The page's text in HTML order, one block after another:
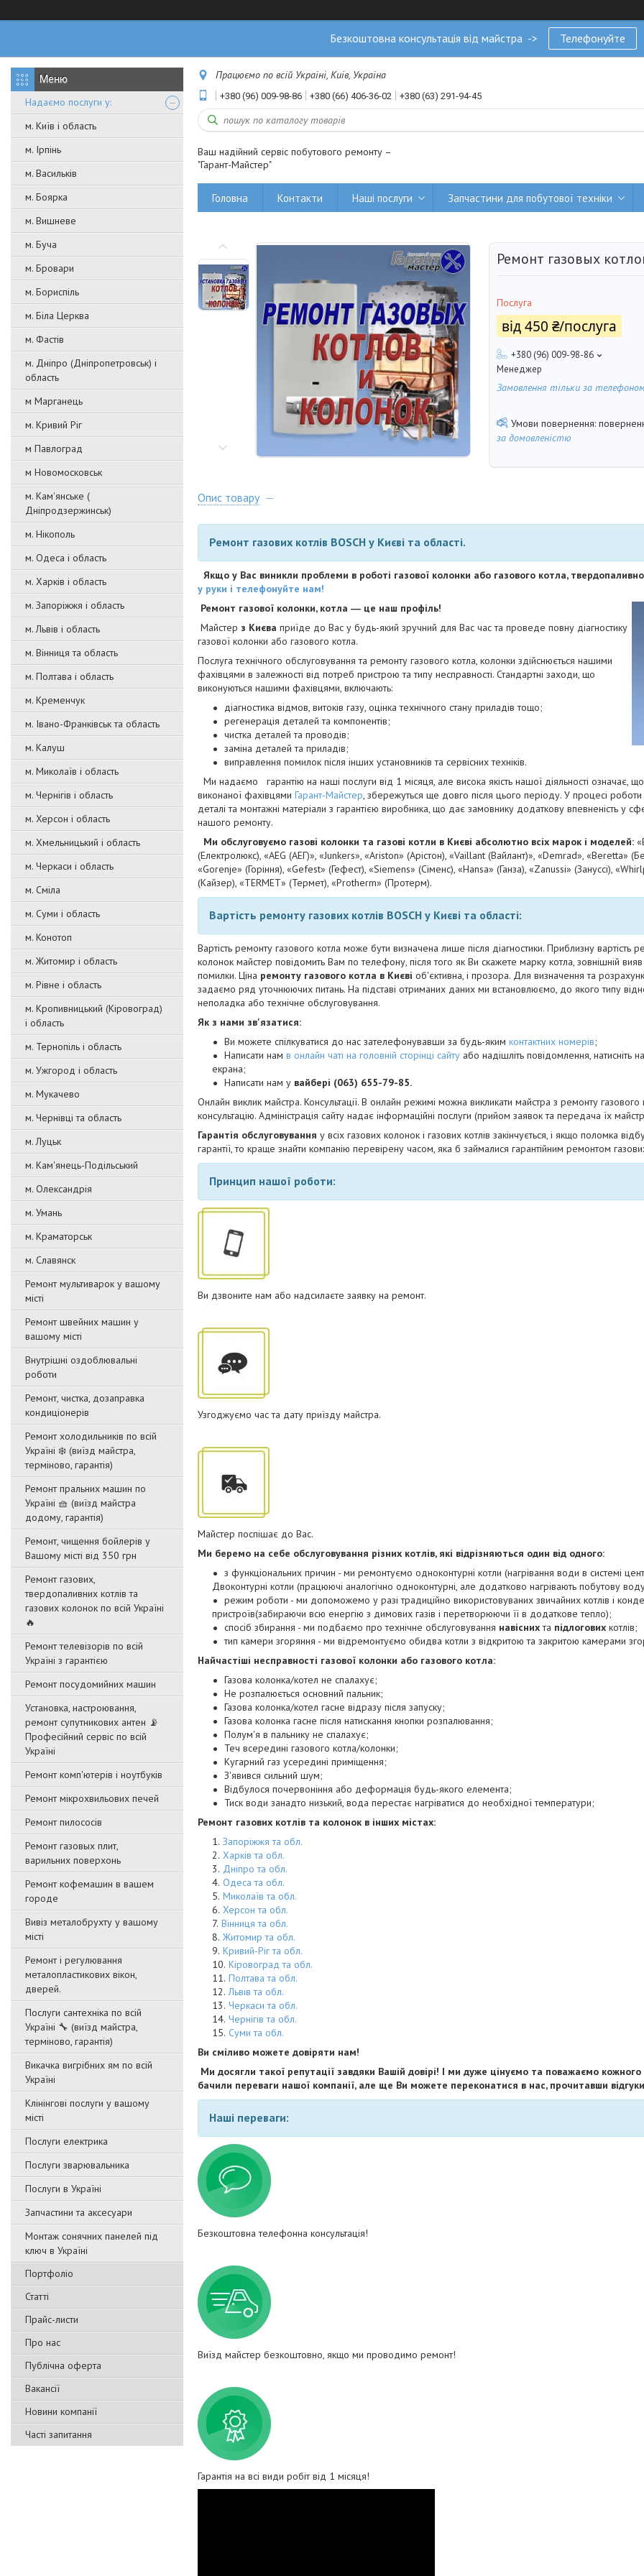
Безкоштовна консультація від майстра -> Телефонуйте
Надаємо послуги у:
м. Київ і область
м. Ірпінь
м. Васильків
м. Боярка
м. Вишневе
м. Буча
м. Бровари
м. Бориспіль
м. Біла Церква
м. Фастів
м. Дніпро (Дніпропетровськ) і
область
м Марганець
м. Кривий Ріг
м Павлоград
м Новомосковськ
м. Кам'янське (
Дніпродзержинськ)
м. Нікополь
м. Одеса і область
м. Харків і область
м. Запоріжжя і область
м. Львів і область
м. Вінниця та область
м. Полтава і область
м. Кременчук
м. Івано-Франківськ та область
м. Калуш
м. Миколаїв і область
м. Чернігів і область
м. Херсон і область
м. Хмельницький і область
м. Черкаси і область
м. Сміла
м. Суми і область
м. Конотоп
м. Житомир і область
м. Рівне і область
м. Кропивницький (Кіровоград)
і область
м. Тернопіль і область
м. Ужгород і область
м. Мукачево
м. Чернівці та область
м. Луцьк
м. Кам'янець-Подільський
м. Олександрія
м. Умань
м. Краматорськ
м. Славянск
Ремонт мультиварок у вашому
місті
Ремонт швейних машин у
вашому місті
Внутрішні оздоблювальні
роботи
Ремонт, чистка, дозаправка
кондиціонерів
Ремонт холодильників по всій
Україні ❄️ (виїзд майстра,
терміново, гарантія)
Ремонт пральних машин по
Україні 🧺 (виїзд майстра
додому, гарантія)
Ремонт, чищення бойлерів у
Вашому місті від 350 грн
Ремонт газових,
твердопаливних котлів та
газових колонок по всій Україні
🔥
Ремонт телевізорів по всій
Україні з гарантією
Ремонт посудомийних машин
Установка, настроювання,
ремонт супутникових антен 📡
Професійний сервіс по всій
Україні
Ремонт комп'ютерів і ноутбуків
Ремонт мікрохвильових печей
Ремонт пилососів
Ремонт газовых плит,
варильних поверхонь
Ремонт кофемашин в вашем
городе
Вивіз металобрухту у вашому
місті
Ремонт і регулювання
металопластикових вікон,
дверей.
Послуги сантехніка по всій
Україні 🔧 (виїзд майстра,
терміново, гарантія)
Викачка вигрібних ям по всій
Україні
Клінінгові послуги у вашому
місті
Послуги електрика
Послуги зварювальника
Послуги в Україні
Запчастини та аксесуари
Монтаж сонячних панелей під
ключ в Україні
Портфоліо
Статті
Прайс-листи
Про нас
Публічна оферта
Вакансії
Новини компанії
Часті запитання
Працюємо по всій Україні, Київ, Україна
+380 (96) 009-98-86 +380 (66) 406-36-02 +380 (63) 291-94-45
Ваш надійний сервіс побутового ремонту –
"Гарант-Майстер"
Головна Контакти Наші послуги Запчастини для побутової техніки
Ремонт газовых
Послуга
від450 ₴/послуга
+380 (96) 009-98-86
Менеджер
Замовлення тільки за
за домовленістю
Опис товару
Ремонт газових котлів BOSCH у Києві та області.
Якщо у Вас виникли проблеми в роботі газової колонки або газового котла,
у руки і телефонуйте нам!
Ремонт газової колонки, котла ― це наш профіль!
Майстер з Києва приїде до Вас у будь-який зручний для Вас час та проведе повну діагностику
газової колонки або газового котла.
Послуга технічного обслуговування та ремонту газового котла, колонки здійснюється нашими
фахівцями в залежності від потреб пристрою та типу несправності. Стандартні заходи, що
виконуються нашими фахівцями, включають:
діагностика відмов, витоків газу, оцінка технічного стану приладів тощо;
регенерація деталей та компонентів;
чистка деталей та проводів;
заміна деталей та приладів;
виправлення помилок після інших установників та сервісних техніків.
Ми надаємо гарантію на наші послуги від 1 місяця, але висока якість нашої діяльності означає,
виконаної фахівцями Гарант-Майстер, збережуться ще довго після цього періоду. У процесі
деталі та монтажні матеріали з гарантією виробника, що дає замовнику додаткову впевненість у
нашого ремонту.
Ми обслуговуємо газові колонки та газові котли в Києві абсолютно всіх марок і моделей:
(Електролюкс), «AEG (АЕГ)», «Junkers», «Ariston» (Арістон), «Vaillant (Вайлант)», «Demrad», «Beretta»
«Gorenje» (Горіння), «Gefest» (Гефест), «Siemens» (Сіменс), «Hansa» (Ганза), «Zanussi» (Зануссі),
(Кайзер), «TERMET» (Термет), «Protherm» (Протерм).
Вартість ремонту газових котлів BOSCH у Києві та області:
Вартість ремонту газового котла може бути визначена лише після діагностики. Приблизну вартість
колонок майстер повідомить Вам по телефону, після того як Ви скажете марку котла, зовнішній
помилки. Ціна ремонту газового котла в Києві об'єктивна, і прозора. Для визначення та
задаємо ряд уточнюючих питань. На підставі отриманих даних ми встановлюємо, до якого типу
неполадка або технічне обслуговування.
Як з нами зв'язатися:
Ви можете спілкуватися до нас зателефонувавши за будь-яким контактних номерів;
Написати нам в онлайн чаті на головній сторінці сайту або надішліть повідомлення, натисніть
екрана;
Написати нам у вайбері (063) 655-79-85.
Онлайн виклик майстра. Консультації. В онлайн режимі можна викликати майстра з ремонту газового
консультацію. Адміністрація сайту надає інформаційні послуги (прийом заявок та передача їх
Гарантія обслуговування у всіх газових колонок і газових котлів закінчується, і якщо поломка
гарантії, то краще знайти компанію перевірену часом, яка б займалися гарантійним ремонтом
Принцип нашої роботи:
Ви дзвоните нам або надсилаєте заявку на ремонт.
Узгоджуємо час та дату приїзду майстра.
Майстер поспішає до Вас.
Ми беремо на себе обслуговування різних котлів, які відрізняються один від одного:
з функціональних причин - ми ремонтуємо одноконтурні котли (нагрівання води в системі
Двоконтурні котли (працюючі аналогічно одноконтурні, але додатково нагрівають побутову
режим роботи - ми допоможемо у разі традиційно використовуваних звичайних котлів і
пристроїв(забираючи всю енергію з димових газів і перетворюючи її в додаткове тепло);
спосіб збирання - ми подбаємо про технічне обслуговування навіснихта підлогових котлів;
тип камери згоряння - ми відремонтуємо обидва котли з відкритою та закритою камерами
Найчастіші несправності газової колонки або газового котла:
Газова колонка/котел не спалахує;
Не розпалюється основний пальник;
Газова колонка/котел гасне відразу після запуску;
Газова колонка гасне після натискання кнопки розпалювання;
Полум'я в пальнику не спалахує;
Теч всередині газового котла/колонки;
Кугарний газ усередині приміщення;
З'явився сильний шум;
Відбулося почервоніння або деформація будь-якого елемента;
Тиск води занадто низький, вода перестає нагріватися до необхідної температури;
Ремонт газових котлів та колонок в інших містах:
Запоріжжя та обл.
Харків та обл.
Дніпро та обл.
Одеса та обл.
Миколаїв та обл.
Херсон та обл.
Вінниця та обл.
Житомир та обл.
Кривий-Ріг та обл.
Кіровоград та обл.
Полтава та обл.
Львів та обл.
Черкаси та обл.
Чернігів та обл.
Суми та обл.
Ви сміливо можете довіряти нам!
Ми досягли такої репутації завдяки Вашій довірі! І ми дуже цінуємо та поважаємо
бачили переваги нашої компанії, але ще Ви можете переконатися в нас, прочитавши відгуки
Наші переваги:
Безкоштовна телефонна консультація!
Виїзд майстер безкоштовно, якщо ми проводимо ремонт!
Гарантія на всі види робіт від 1 місяця!